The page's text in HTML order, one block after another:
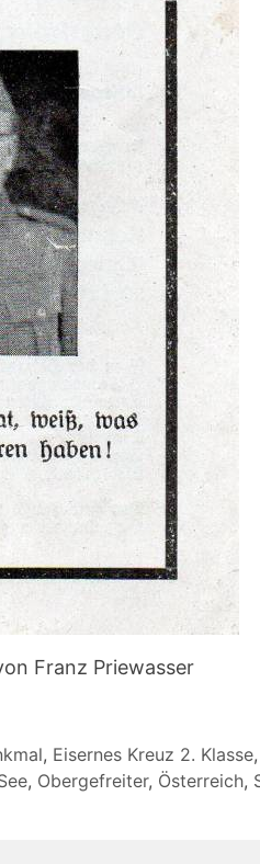
Franz Priewasser
, Eisernes Kreuz 2. Klasse,
, Obergefreiter, Österreich,